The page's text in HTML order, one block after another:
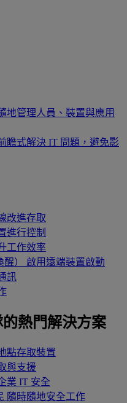
地管理人員、裝置與應用
瞻式解決 IT 問題，避免影
改進存取
進行控制
工作效率
）
啟用遠端裝置啟動
訊
熱門解決方案
點存取裝置
與支援
業 IT 安全
隨時隨地安全工作